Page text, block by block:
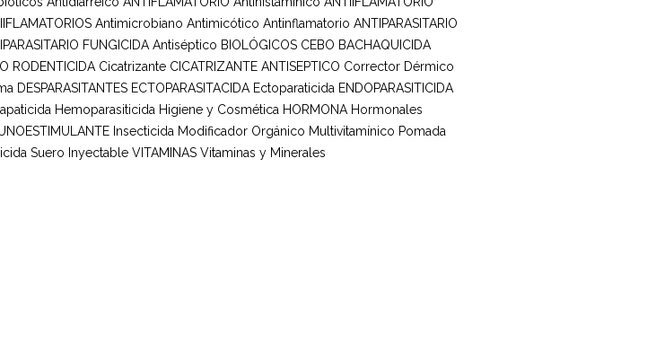
Antimicrobiano Antimicótico Antinflamatorio ANTIPARASITARIO
FUNGICIDA Antiséptico BIOLÓGICOS CEBO BACHAQUICIDA
RODENTICIDA Cicatrizante CICATRIZANTE ANTISEPTICO Corrector Dérmico
DESPARASITANTES ECTOPARASITACIDA Ectoparaticida ENDOPARASITICIDA
Hemoparasiticida Higiene y Cosmética HORMONA Hormonales
Insecticida Modificador Orgánico Multivitamínico Pomada
Suero Inyectable VITAMINAS Vitaminas y Minerales